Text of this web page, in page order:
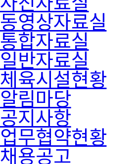
동영상자료실
통합자료실
일반자료실
체육시설현황
알림마당
공지사항
업무협약현황
채용공고